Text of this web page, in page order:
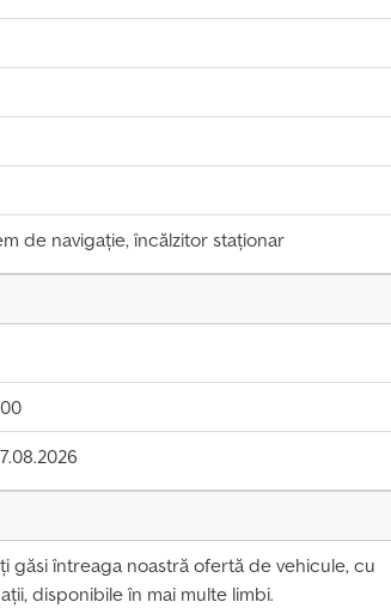
de navigație, încălzitor staționar
găsi întreaga noastră ofertă de vehicule, cu
disponibile în mai multe limbi.